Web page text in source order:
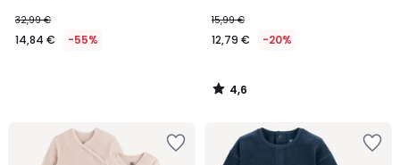
32,99 €
14,84 € -55%
15,99 €
12,79 € -20%
4,6
/